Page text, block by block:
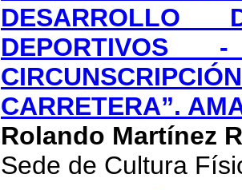
CARRETERA”.
Rolando Martínez
Sede de Cultura